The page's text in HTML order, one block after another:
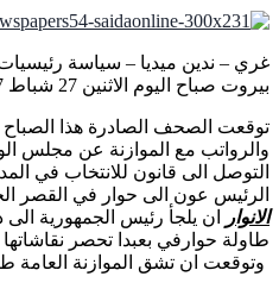
غري – ندين ميديا – سياسة
بيروت صباح اليوم الاثنين 27 شباط 2017
توقعت الصحف الصادرة هذا
والرواتب مع الموازنة عن مجلس
التوصل الى قانون للانتخاب في
الرئيس عون الى حوار في القصر
الانوار
ان يلجأ رئيس الجمهورية
طاولة حوارفي بعبدا تحصر نقاشاتها
وتوقعت ان تشق الموازنة العامة